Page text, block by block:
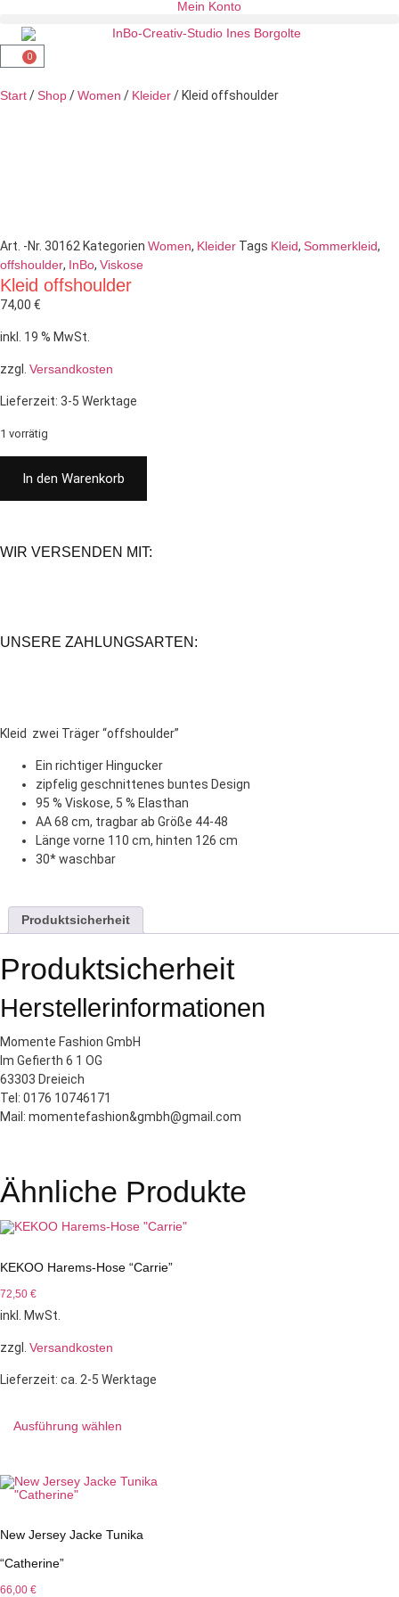
Mein Konto
0
Start/Shop/Women / Kleider/ Kleid offshoulder
Art. -Nr. 30162 Kategorien Women, Kleider Tags Kleid, Sommerkleid,
offshoulder, InBo, Viskose
Kleid offshoulder
74,00 €
inkl. 19 % MwSt.
zzgl. Versandkosten
Lieferzeit: 3-5 Werktage
1 vorrätig
In den Warenkorb
WIR VERSENDEN MIT:
UNSERE ZAHLUNGSARTEN:
Kleid zwei Träger “offshoulder”
Ein richtiger Hingucker
zipfelig geschnittenes buntes Design
95 % Viskose, 5 % Elasthan
AA 68 cm, tragbar ab Größe 44-48
Länge vorne 110 cm, hinten 126 cm
30* waschbar
Produktsicherheit
Produktsicherheit
Herstellerinformationen
Momente Fashion GmbH
Im Gefierth 6 1 OG
63303 Dreieich
Tel: 0176 10746171
Mail: momentefashion&gmbh@gmail.com
Ähnliche Produkte
KEKOO Harems-Hose “Carrie”
72,50 €
inkl. MwSt.
zzgl. Versandkosten
Lieferzeit: ca. 2-5 Werktage
Ausführung wählen
New Jersey Jacke Tunika
“Catherine”
66,00 €